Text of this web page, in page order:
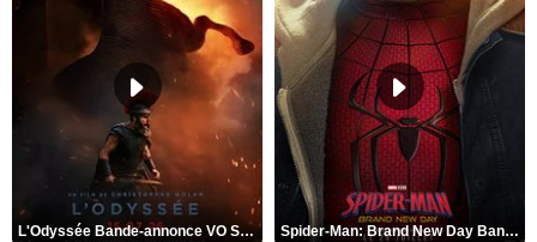
L'Odyssée Bande-annonce VO STFR Spider-Man: Brand New Day Bande-annonce VO STFR